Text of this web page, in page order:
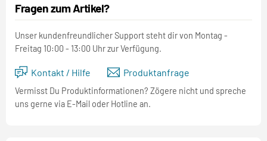
Fragen zum Artikel?
Unser kundenfreundlicher Support steht dir von Montag -
Freitag 10:00 - 13:00 Uhr zur Verfügung.
Kontakt / Hilfe Produktanfrage
Vermisst Du Produktinformationen? Zögere nicht und spreche
uns gerne via E-Mail oder Hotline an.